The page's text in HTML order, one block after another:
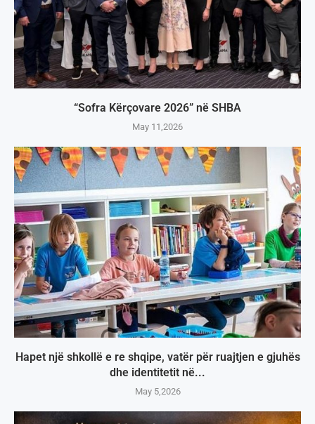
“Sofra Kërçovare 2026” në SHBA
May 11,2026
Hapet një shkollë e re shqipe, vatër për ruajtjen e gjuhës
dhe identitetit në...
May 5,2026